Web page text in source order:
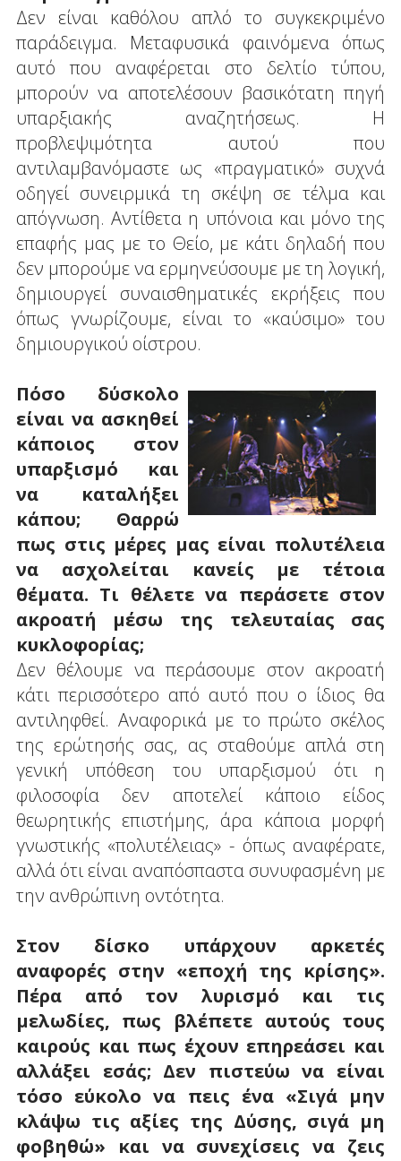
Δεν είναι καθόλου απλό το συγκεκριμένο
παράδειγμα. Μεταφυσικά φαινόμενα όπως
αυτό που αναφέρεται στο δελτίο τύπου,
μπορούν να αποτελέσουν βασικότατη πηγή
υπαρξιακής αναζητήσεως. Η
προβλεψιμότητα αυτού που
αντιλαμβανόμαστε ως «πραγματικό» συχνά
οδηγεί συνειρμικά τη σκέψη σε τέλμα και
απόγνωση. Αντίθετα η υπόνοια και μόνο της
επαφής μας με το Θείο, με κάτι δηλαδή που
δεν μπορούμε να ερμηνεύσουμε με τη λογική,
δημιουργεί συναισθηματικές εκρήξεις που
όπως γνωρίζουμε, είναι το «καύσιμο» του
δημιουργικού οίστρου.
Πόσο δύσκολο
είναι να ασκηθεί
κάποιος στον
υπαρξισμό και
να καταλήξει
κάπου; Θαρρώ
πως στις μέρες μας είναι πολυτέλεια
να ασχολείται κανείς με τέτοια
θέματα. Τι θέλετε να περάσετε στον
ακροατή μέσω της τελευταίας σας
κυκλοφορίας;
Δεν θέλουμε να περάσουμε στον ακροατή
κάτι περισσότερο από αυτό που ο ίδιος θα
αντιληφθεί. Αναφορικά με το πρώτο σκέλος
της ερώτησής σας, ας σταθούμε απλά στη
γενική υπόθεση του υπαρξισμού ότι η
φιλοσοφία δεν αποτελεί κάποιο είδος
θεωρητικής επιστήμης, άρα κάποια μορφή
γνωστικής «πολυτέλειας» - όπως αναφέρατε,
αλλά ότι είναι αναπόσπαστα συνυφασμένη με
την ανθρώπινη οντότητα.
Στον δίσκο υπάρχουν αρκετές
αναφορές στην «εποχή της κρίσης».
Πέρα από τον λυρισμό και τις
μελωδίες, πως βλέπετε αυτούς τους
καιρούς και πως έχουν επηρεάσει και
αλλάξει εσάς; Δεν πιστεύω να είναι
τόσο εύκολο να πεις ένα «Σιγά μην
κλάψω τις αξίες της Δύσης, σιγά μη
φοβηθώ» και να συνεχίσεις να ζεις